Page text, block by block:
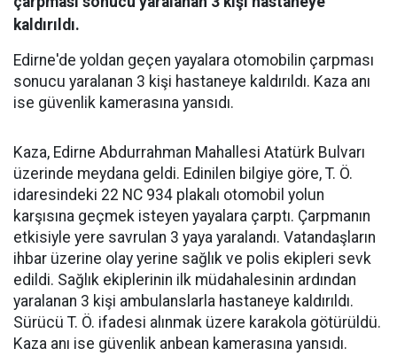
kaldırıldı.
Edirne'de yoldan geçen yayalara otomobilin çarpması
sonucu yaralanan 3 kişi hastaneye kaldırıldı. Kaza anı
ise güvenlik kamerasına yansıdı.
Kaza, Edirne Abdurrahman Mahallesi Atatürk Bulvarı
üzerinde meydana geldi. Edinilen bilgiye göre, T. Ö.
idaresindeki 22 NC 934 plakalı otomobil yolun
karşısına geçmek isteyen yayalara çarptı. Çarpmanın
etkisiyle yere savrulan 3 yaya yaralandı. Vatandaşların
ihbar üzerine olay yerine sağlık ve polis ekipleri sevk
edildi. Sağlık ekiplerinin ilk müdahalesinin ardından
yaralanan 3 kişi ambulanslarla hastaneye kaldırıldı.
Sürücü T. Ö. ifadesi alınmak üzere karakola götürüldü.
Kaza anı ise güvenlik anbean kamerasına yansıdı.